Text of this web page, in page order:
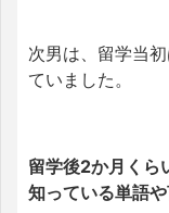
次男は、留学当
ていました。
留学後2か月くら
知っている単語